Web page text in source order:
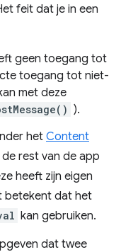
feit dat je in een
geen toegang tot
toegang tot niet-
met deze
).
het Content
rest van de app
heeft zijn eigen
betekent dat het
kan gebruiken.
dat twee